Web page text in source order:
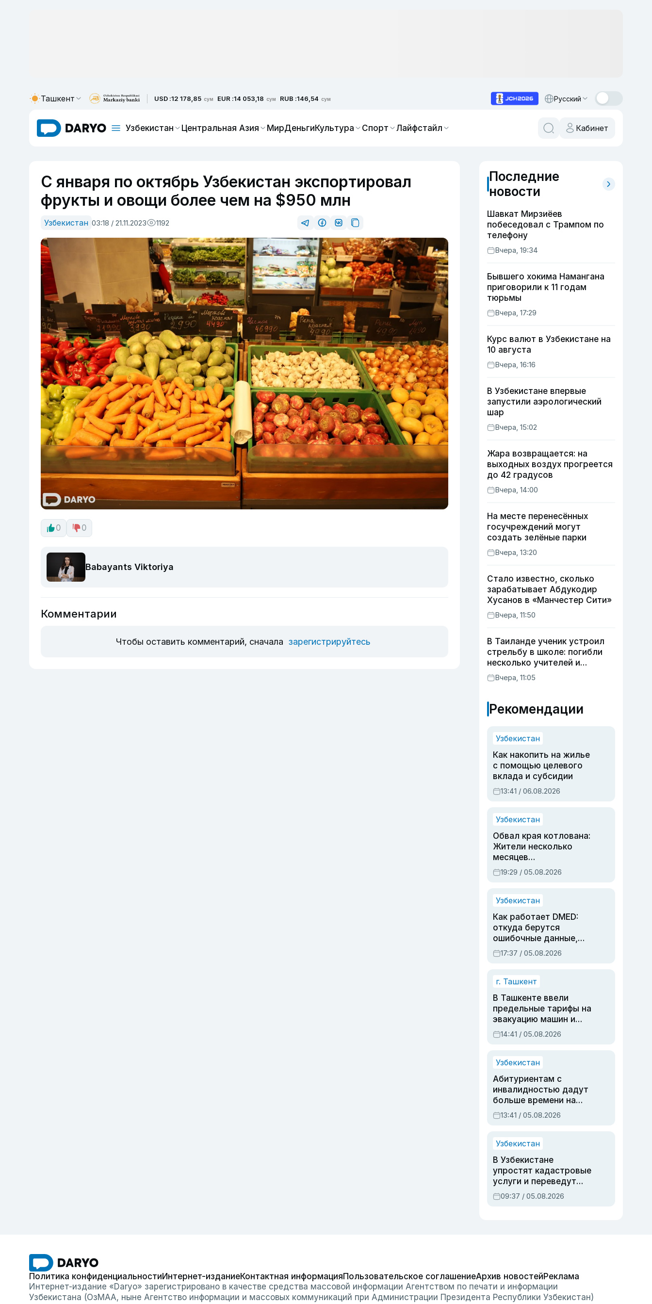
Ташкент USD :12 178,85 сум EUR :14 053,18 сум RUB :146,54 сум Русский
Узбекистан Центральная Азия МирДеньгиКультура Спорт Лайфстайл Кабинет
С января по октябрь Узбекистан экспортировал
фрукты и овощи более чем на $950 млн
Узбекистан 03:18 / 21.11.2023 1192
0 0
Babayants Viktoriya
Комментарии
Чтобы оставить комментарий, сначала зарегистрируйтесь
Последние
новости
Шавкат Мирзиёев
побеседовал с Трампом по
телефону
Вчера, 19:34
Бывшего хокима Намангана
приговорили к 11 годам
тюрьмы
Вчера, 17:29
Курс валют в Узбекистане на
10 августа
Вчера, 16:16
В Узбекистане впервые
запустили аэрологический
шар
Вчера, 15:02
Жара возвращается: на
выходных воздух прогреется
до 42 градусов
Вчера, 14:00
На месте перенесённых
госучреждений могут
создать зелёные парки
Вчера, 13:20
Стало известно, сколько
зарабатывает Абдукодир
Хусанов в «Манчестер Сити»
Вчера, 11:50
В Таиланде ученик устроил
стрельбу в школе: погибли
несколько учителей и
учащихся
Вчера, 11:05
Рекомендации
Узбекистан
Как накопить на жилье
с помощью целевого
вклада и субсидии
13:41 / 06.08.2026
Узбекистан
Обвал края котлована:
Жители несколько
месяцев
предупреждали об
опасности, но стройка
19:29 / 05.08.2026
Узбекистан
Как работает DMED:
откуда берутся
ошибочные данные,
дубли аккаунтов и
очереди по онлайн-
17:37 / 05.08.2026
г. Ташкент
В Ташкенте ввели
предельные тарифы на
эвакуацию машин и
штрафстоянки
14:41 / 05.08.2026
Узбекистан
Абитуриентам с
инвалидностью дадут
больше времени на
вступительных
экзаменах
13:41 / 05.08.2026
Узбекистан
В Узбекистане
упростят кадастровые
услуги и переведут
регистрацию
недвижимости в
09:37 / 05.08.2026
Политика конфиденциальностиИнтернет-изданиеКонтактная информацияПользовательское соглашениеАрхив новостейРеклама
Интернет-издание «Daryo» зарегистрировано в качестве средства массовой информации Агентством по печати и информации
Узбекистана (ОзМАА, ныне Агентство информации и массовых коммуникаций при Администрации Президента Республики Узбекистан)